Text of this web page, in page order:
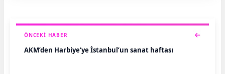
ÖNCEKI HABER
AKM’den Harbiye’ye İstanbul’un sanat haftası